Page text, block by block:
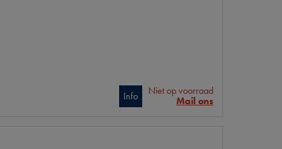
Info
Niet op voorraad
Mail ons